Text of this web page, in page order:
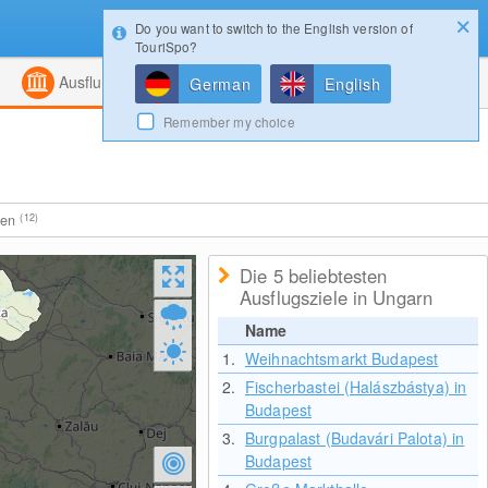
Kombiniert
Ausflugsziele Magazin
(12)
Die 5 beliebtesten
Ausflugsziele in Ungarn
Name
1. Weihnachtsmarkt Budapest
2. Fischerbastei (Halászbástya) in
Budapest
3. Burgpalast (Budavári Palota) in
Budapest
Login
Do you want to switch to the English version of
TouriSpo?
German English
Remember my choice
Konfigurator Gewinnspiele